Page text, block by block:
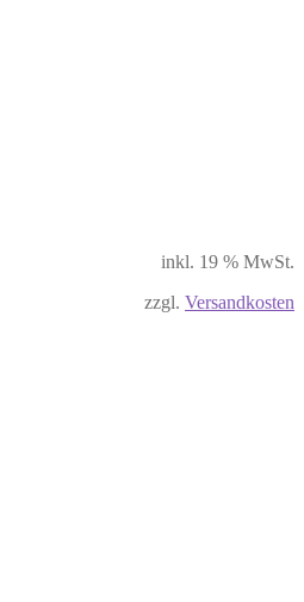
inkl. 19 % MwSt.
zzgl. Versandkosten